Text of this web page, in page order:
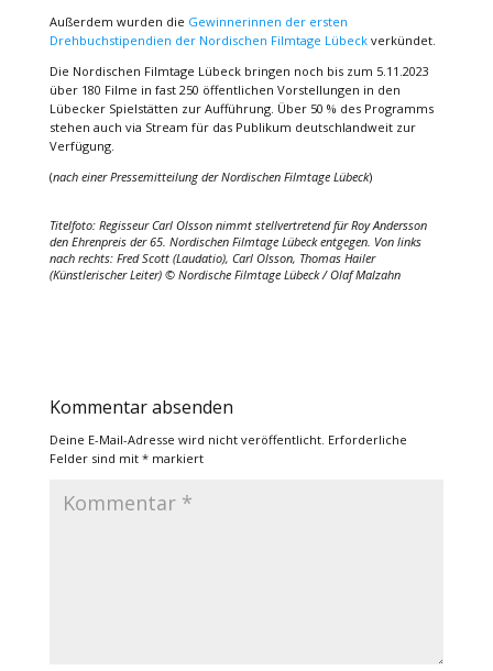
Außerdem wurden die Gewinnerinnen der ersten
Drehbuchstipendien der Nordischen Filmtage Lübeckverkündet.
Die Nordischen Filmtage Lübeck bringen noch bis zum 5.11.2023
über 180 Filme in fast 250 öffentlichen Vorstellungen in den
Lübecker Spielstätten zur Aufführung. Über 50 % des Programms
stehen auch via Stream für das Publikum deutschlandweit zur
Verfügung.
(nach einer Pressemitteilung der Nordischen Filmtage Lübeck)
Titelfoto: Regisseur Carl Olsson nimmt stellvertretend für Roy Andersson
den Ehrenpreis der 65. Nordischen Filmtage Lübeck entgegen. Von links
nach rechts: Fred Scott (Laudatio), Carl Olsson, Thomas Hailer
(Künstlerischer Leiter) © Nordische Filmtage Lübeck / Olaf Malzahn
Kommentar absenden
Deine E-Mail-Adresse wird nicht veröffentlicht. Erforderliche
Felder sind mit *markiert